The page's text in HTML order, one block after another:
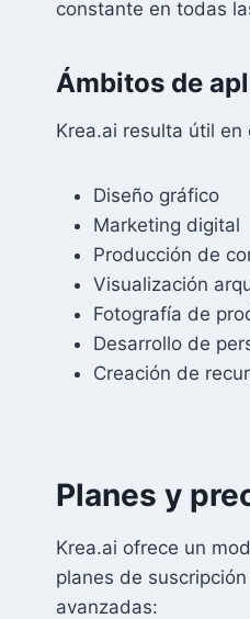
constante en todas
Ámbitos de
Krea.ai resulta útil
Diseño gráfico
Marketing digital
Producción de
Visualización
Fotografía de
Desarrollo de
Creación de
Planes y
Krea.ai ofrece un
planes de
avanzadas: